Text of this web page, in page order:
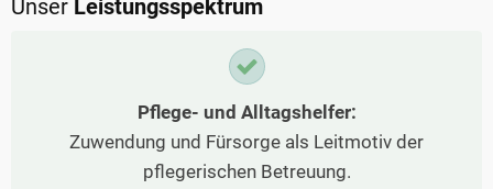
Unser Leistungsspektrum
Pflege- und Alltagshelfer:
Zuwendung und Fürsorge als Leitmotiv der
pflegerischen Betreuung.